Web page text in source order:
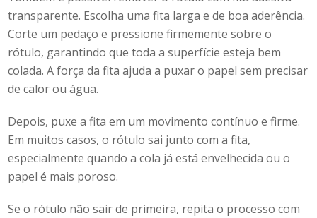
transparente. Escolha uma fita larga e de boa aderência.
Corte um pedaço e pressione firmemente sobre o
rótulo, garantindo que toda a superfície esteja bem
colada. A força da fita ajuda a puxar o papel sem precisar
de calor ou água.
Depois, puxe a fita em um movimento contínuo e firme.
Em muitos casos, o rótulo sai junto com a fita,
especialmente quando a cola já está envelhecida ou o
papel é mais poroso.
Se o rótulo não sair de primeira, repita o processo com